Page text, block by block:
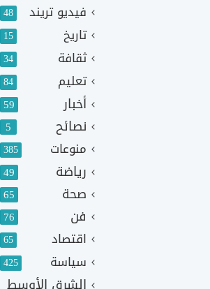
فيديو تريند 48
تاريخ 15
ثقافة 34
تعليم 84
أخبار 59
نصائح 5
منوعات 385
رياضة 49
صحة 65
فن 76
اقتصاد 65
سياسة 425